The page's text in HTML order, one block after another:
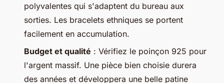
polyvalentes qui s'adaptent du bureau aux
sorties. Les bracelets ethniques se portent
facilement en accumulation.
Budget et qualité : Vérifiez le poinçon 925 pour
l'argent massif. Une pièce bien choisie durera
des années et développera une belle patine